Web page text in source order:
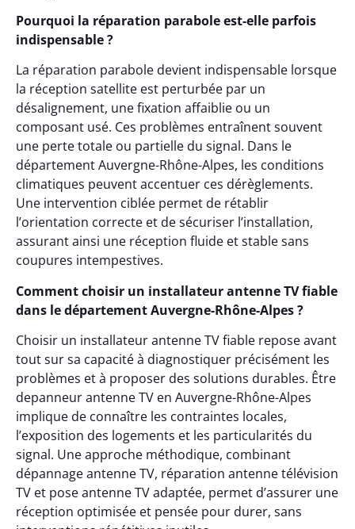
Pourquoi la réparation parabole est-elle parfois
indispensable ?
La réparation parabole devient indispensable lorsque
la réception satellite est perturbée par un
désalignement, une fixation affaiblie ou un
composant usé. Ces problèmes entraînent souvent
une perte totale ou partielle du signal. Dans le
département Auvergne-Rhône-Alpes, les conditions
climatiques peuvent accentuer ces dérèglements.
Une intervention ciblée permet de rétablir
l’orientation correcte et de sécuriser l’installation,
assurant ainsi une réception fluide et stable sans
coupures intempestives.
Comment choisir un installateur antenne TV fiable
dans le département Auvergne-Rhône-Alpes ?
Choisir un installateur antenne TV fiable repose avant
tout sur sa capacité à diagnostiquer précisément les
problèmes et à proposer des solutions durables. Être
depanneur antenne TV en Auvergne-Rhône-Alpes
implique de connaître les contraintes locales,
l’exposition des logements et les particularités du
signal. Une approche méthodique, combinant
dépannage antenne TV, réparation antenne télévision
TV et pose antenne TV adaptée, permet d’assurer une
réception optimisée et pensée pour durer, sans